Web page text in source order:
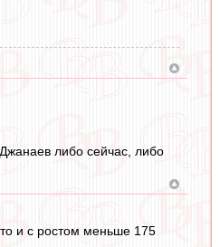
либо сейчас, либо
и с ростом меньше 175